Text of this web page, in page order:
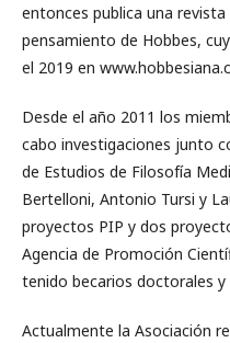
entonces publica una
pensamiento de Hobbes,
el 2019 en
Desde el año 2011 los
cabo investigaciones junto
de Estudios de Filosofía
Bertelloni, Antonio Tursi y
proyectos PIP y dos
Agencia de Promoción
tenido becarios doctorales
Actualmente la Asociación